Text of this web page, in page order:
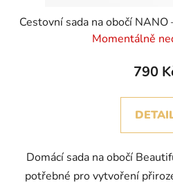
Cestovní sada na obočí
Momentálně
790
Domácí sada na obočí
potřebné pro vytvoření